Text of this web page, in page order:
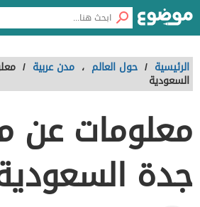
الرئيسية / حول العالم ، مدن عربية /
السعودية
معلومات عن
جدة